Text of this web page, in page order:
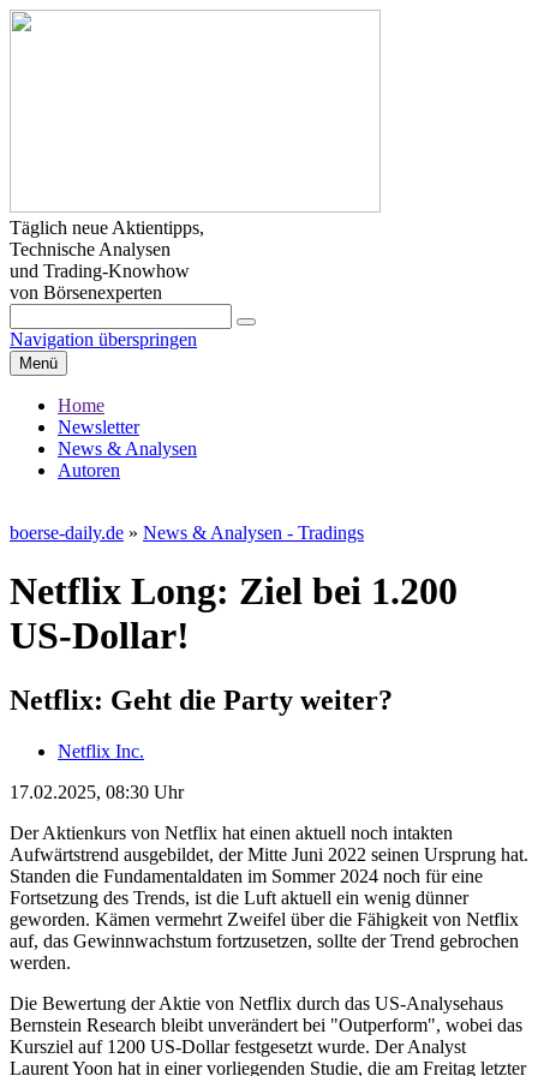
Täglich neue Aktientipps,
Technische Analysen
und Trading-Knowhow
von Börsenexperten
Navigation überspringen
Menü
Home
Newsletter
News & Analysen
Autoren
boerse-daily.de » News & Analysen - Tradings
Netflix Long: Ziel bei 1.200
US-Dollar!
Netflix: Geht die Party weiter?
Netflix Inc.
17.02.2025, 08:30 Uhr
Der Aktienkurs von Netflix hat einen aktuell noch intakten
Aufwärtstrend ausgebildet, der Mitte Juni 2022 seinen Ursprung hat.
Standen die Fundamentaldaten im Sommer 2024 noch für eine
Fortsetzung des Trends, ist die Luft aktuell ein wenig dünner
geworden. Kämen vermehrt Zweifel über die Fähigkeit von Netflix
auf, das Gewinnwachstum fortzusetzen, sollte der Trend gebrochen
werden.
Die Bewertung der Aktie von Netflix durch das US-Analysehaus
Bernstein Research bleibt unverändert bei "Outperform", wobei das
Kursziel auf 1200 US-Dollar festgesetzt wurde. Der Analyst
Laurent Yoon hat in einer vorliegenden Studie, die am Freitag letzter